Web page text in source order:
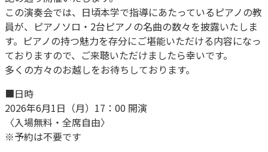
この演奏会では、日頃本学で指導にあたっているピアノの教
員が、ピアノソロ・2台ピアノの名曲の数々を披露いたしま
す。ピアノの持つ魅力を存分にご堪能いただける内容になっ
ておりますので、ご来聴いただけましたら幸いです。
多くの方々のお越しをお待ちしております。
■日時
2026年6月1日（月）17：00 開演
〈入場無料・全席自由〉
※予約は不要です